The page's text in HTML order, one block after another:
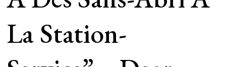
La Station-